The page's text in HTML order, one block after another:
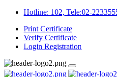
Hotline: 102, Tele:02-
Print Certificate
Verify Certificate
Login Registration